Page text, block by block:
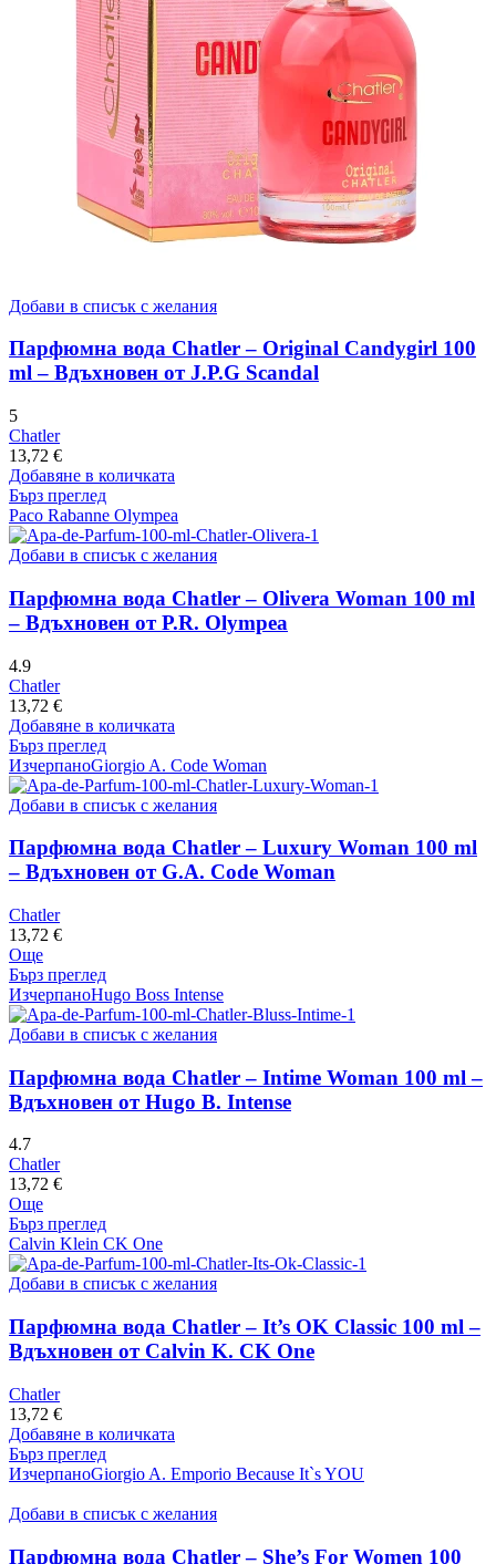
Добави в списък с желания
Парфюмна вода Chatler – Original Candygirl 100
ml – Вдъхновен от J.P.G Scandal
5
Chatler
13,72 €
Добавяне в количката
Бърз преглед
Paco Rabanne Olympea
Добави в списък с желания
Парфюмна вода Chatler – Olivera Woman 100 ml
– Вдъхновен от P.R. Olympea
4.9
Chatler
13,72 €
Добавяне в количката
Бърз преглед
ИзчерпаноGiorgio A. Code Woman
Добави в списък с желания
Парфюмна вода Chatler – Luxury Woman 100 ml
– Вдъхновен от G.A. Code Woman
Chatler
13,72 €
Още
Бърз преглед
ИзчерпаноHugo Boss Intense
Добави в списък с желания
Парфюмна вода Chatler – Intime Woman 100 ml –
Вдъхновен от Hugo B. Intense
4.7
Chatler
13,72 €
Още
Бърз преглед
Calvin Klein CK One
Добави в списък с желания
Парфюмна вода Chatler – It’s OK Classic 100 ml –
Вдъхновен от Calvin K. CK One
Chatler
13,72 €
Добавяне в количката
Бърз преглед
ИзчерпаноGiorgio A. Emporio Because It`s YOU
Добави в списък с желания
Парфюмна вода Chatler – She’s For Women 100